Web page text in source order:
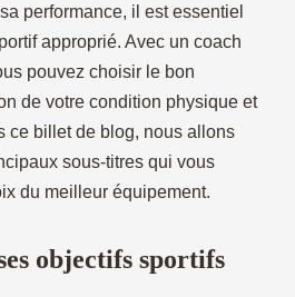
performance, il est essentiel
approprié. Avec un coach
pouvez choisir le bon
de votre condition physique et
ce billet de blog, nous allons
sous-titres qui vous
du meilleur équipement.
objectifs sportifs